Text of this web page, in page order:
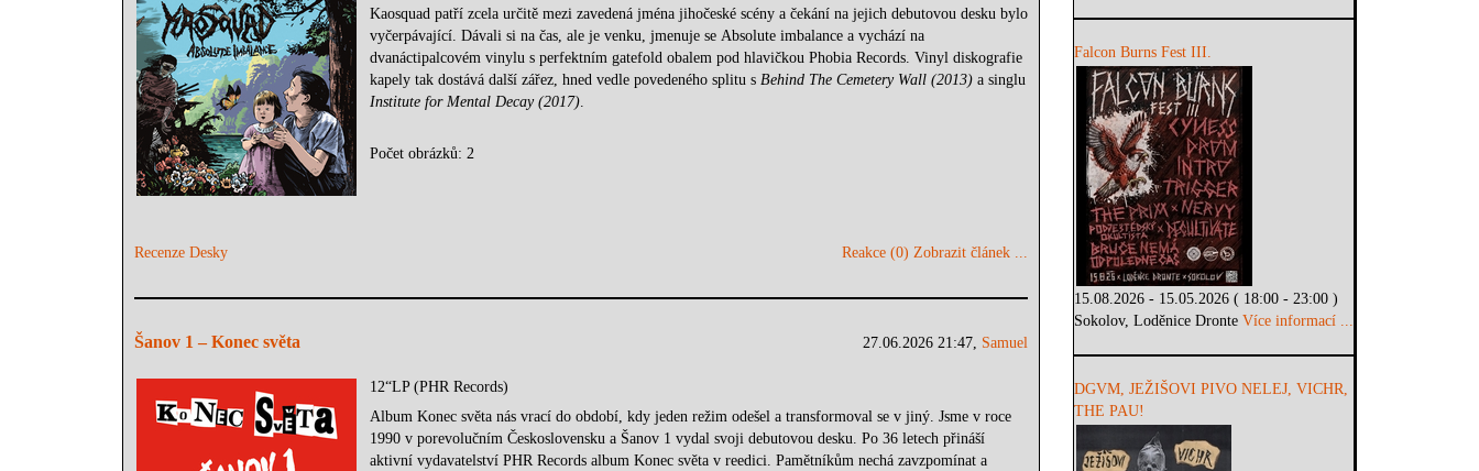
Kaosquad patří zcela určitě mezi zavedená jména jihočeské scény a čekání na jejich debutovou desku bylo
vyčerpávající. Dávali si na čas, ale je venku, jmenuje se Absolute imbalance a vychází na
dvanáctipalcovém vinylu s perfektním gatefold obalem pod hlavičkou Phobia Records. Vinyl diskografie
kapely tak dostává další zářez, hned vedle povedeného splitu s Behind The Cemetery Wall (2013)a singlu
Institute for Mental Decay (2017).
Počet obrázků: 2
Recenze Desky Reakce (0) Zobrazit článek ...
27.06.2026 21:47, Samuel
Šanov 1 – Konec světa
12“LP (PHR Records)
Album Konec světa nás vrací do období, kdy jeden režim odešel a transformoval se v jiný. Jsme v roce
1990 v porevolučním Československu a Šanov 1 vydal svoji debutovou desku. Po 36 letech přináší
aktivní vydavatelství PHR Records album Konec světa v reedici. Pamětníkům nechá zavzpomínat a
Falcon Burns Fest III.
15.08.2026 - 15.05.2026 ( 18:00 - 23:00 )
Sokolov, Loděnice DronteVíce informací ...
DGVM, JEŽIŠOVI PIVO NELEJ, VICHR,
THE PAU!